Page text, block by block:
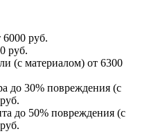
6000 руб.
руб.
(с материалом) от 6300
до 30% повреждения (с
до 50% повреждения (с